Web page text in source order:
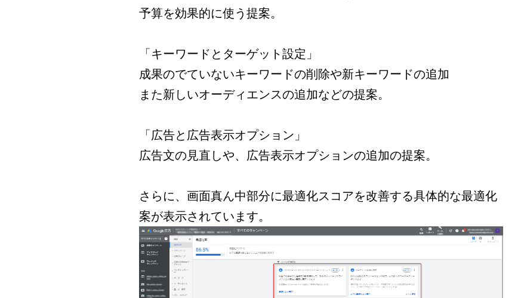
予算を効果的に使う提案。
「キーワードとターゲット設定」
成果のでていないキーワードの削除や新キーワードの追加
また新しいオーディエンスの追加などの提案。
「広告と広告表示オプション」
広告文の見直しや、広告表示オプションの追加の提案。
さらに、画面真ん中部分に最適化スコアを改善する具体的な最適化
案が表示されています。